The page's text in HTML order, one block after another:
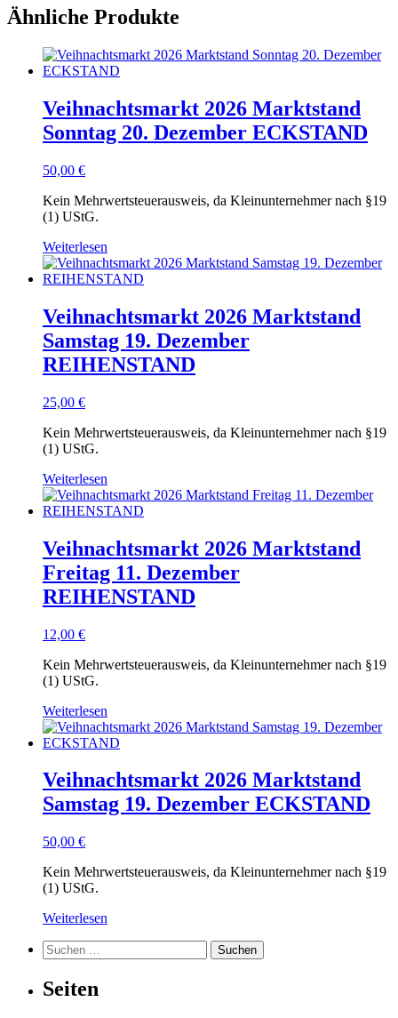
Ähnliche Produkte
Veihnachtsmarkt 2026 Marktstand
Sonntag 20. Dezember ECKSTAND
50,00 €
Kein Mehrwertsteuerausweis, da Kleinunternehmer nach §19
(1) UStG.
Weiterlesen
Veihnachtsmarkt 2026 Marktstand
Samstag 19. Dezember
REIHENSTAND
25,00 €
Kein Mehrwertsteuerausweis, da Kleinunternehmer nach §19
(1) UStG.
Weiterlesen
Veihnachtsmarkt 2026 Marktstand
Freitag 11. Dezember
REIHENSTAND
12,00 €
Kein Mehrwertsteuerausweis, da Kleinunternehmer nach §19
(1) UStG.
Weiterlesen
Veihnachtsmarkt 2026 Marktstand
Samstag 19. Dezember ECKSTAND
50,00 €
Kein Mehrwertsteuerausweis, da Kleinunternehmer nach §19
(1) UStG.
Weiterlesen
Suchen
nach:
Seiten